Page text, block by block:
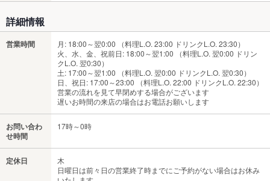
詳細情報
営業時間
月: 18:00～翌0:00 （料理L.O. 23:00 ドリンクL.O. 23:30）
火、水、金、祝前日: 18:00～翌1:00 （料理L.O. 翌0:00 ドリン
クL.O. 翌0:30）
土: 17:00～翌1:00 （料理L.O. 翌0:00 ドリンクL.O. 翌0:30）
日、祝日: 17:00～23:00 （料理L.O. 22:00 ドリンクL.O. 22:30）
営業の流れを見て早閉めする場合がございます
遅いお時間の来店の場合はお電話お願いします
お問い合わ
せ時間
17時～0時
定休日
木
日曜日は前々日の営業終了時までにご予約がない場合はお休み